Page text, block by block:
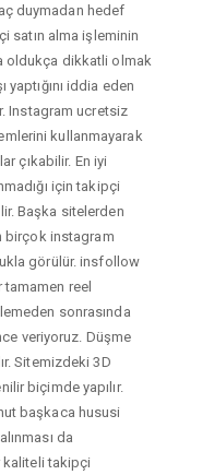
duymadan hedef
satın alma işleminin
oldukça dikkatli olmak
yaptığını iddia eden
Instagram ucretsiz
kullanmayarak
çıkabilir. En iyi
için takipçi
Başka sitelerden
birçok instagram
görülür. insfollow
tamamen reel
sonrasında
veriyoruz. Düşme
Sitemizdeki 3D
biçimde yapılır.
başkaca hususi
da
kaliteli takipçi